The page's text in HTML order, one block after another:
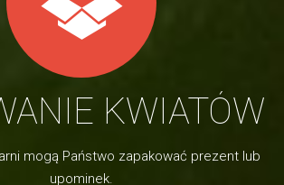
KWIATÓW
mogą Państwo zapakować prezent lub
upominek.